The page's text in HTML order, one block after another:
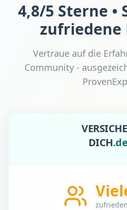
4,8/5 Sterne •
zufriedene
Vertraue auf die
Community -
DICH.de